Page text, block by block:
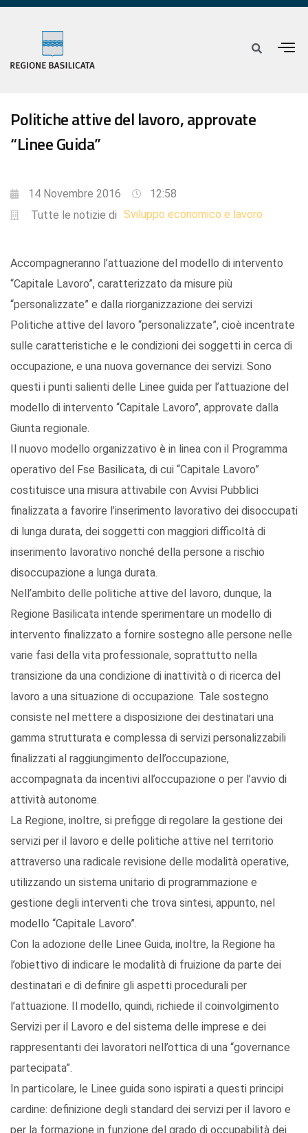
Politiche attive del lavoro, approvate
“Linee Guida”
14 Novembre 2016
12:58
Tutte le notizie di Sviluppo economico e lavoro
Accompagneranno l’attuazione del modello di intervento
“Capitale Lavoro”, caratterizzato da misure più
“personalizzate” e dalla riorganizzazione dei servizi
Politiche attive del lavoro “personalizzate”, cioè incentrate
sulle caratteristiche e le condizioni dei soggetti in cerca di
occupazione, e una nuova governance dei servizi. Sono
questi i punti salienti delle Linee guida per l’attuazione del
modello di intervento “Capitale Lavoro”, approvate dalla
Giunta regionale.
Il nuovo modello organizzativo è in linea con il Programma
operativo del Fse Basilicata, di cui “Capitale Lavoro”
costituisce una misura attivabile con Avvisi Pubblici
finalizzata a favorire l’inserimento lavorativo dei disoccupati
di lunga durata, dei soggetti con maggiori difficoltà di
inserimento lavorativo nonché della persone a rischio
disoccupazione a lunga durata.
Nell’ambito delle politiche attive del lavoro, dunque, la
Regione Basilicata intende sperimentare un modello di
intervento finalizzato a fornire sostegno alle persone nelle
varie fasi della vita professionale, soprattutto nella
transizione da una condizione di inattività o di ricerca del
lavoro a una situazione di occupazione. Tale sostegno
consiste nel mettere a disposizione dei destinatari una
gamma strutturata e complessa di servizi personalizzabili
finalizzati al raggiungimento dell’occupazione,
accompagnata da incentivi all’occupazione o per l’avvio di
attività autonome.
La Regione, inoltre, si prefigge di regolare la gestione dei
servizi per il lavoro e delle politiche attive nel territorio
attraverso una radicale revisione delle modalità operative,
utilizzando un sistema unitario di programmazione e
gestione degli interventi che trova sintesi, appunto, nel
modello “Capitale Lavoro”.
Con la adozione delle Linee Guida, inoltre, la Regione ha
l’obiettivo di indicare le modalità di fruizione da parte dei
destinatari e di definire gli aspetti procedurali per
l’attuazione. Il modello, quindi, richiede il coinvolgimento
Servizi per il Lavoro e del sistema delle imprese e dei
rappresentanti dei lavoratori nell’ottica di una “governance
partecipata”.
In particolare, le Linee guida sono ispirati a questi principi
cardine: definizione degli standard dei servizi per il lavoro e
per la formazione in funzione del grado di occupabilità dei